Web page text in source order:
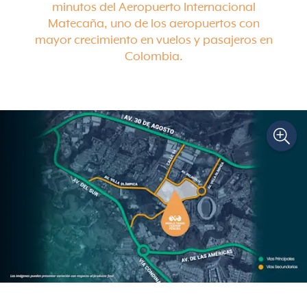
minutos del Aeropuerto Internacional
Matecaña, uno de los aeropuertos con
mayor crecimiento en vuelos y pasajeros en
Colombia.